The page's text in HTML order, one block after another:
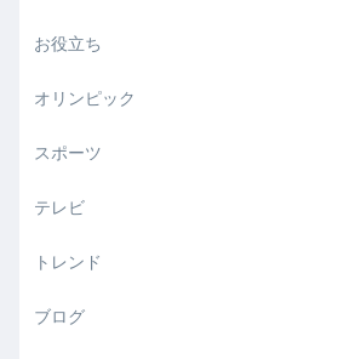
お役立ち
オリンピック
スポーツ
テレビ
トレンド
ブログ